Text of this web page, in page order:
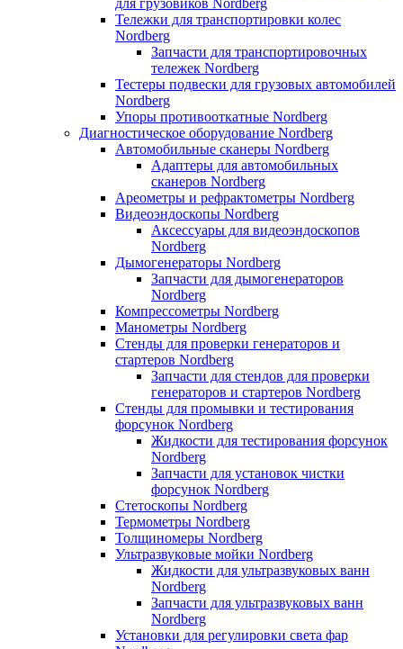
Тележки для транспортировки колес
Nordberg
Запчасти для транспортировочных
тележек Nordberg
Тестеры подвески для грузовых автомобилей
Nordberg
Упоры противооткатные Nordberg
Диагностическое оборудование Nordberg
Автомобильные сканеры Nordberg
Адаптеры для автомобильных
сканеров Nordberg
Ареометры и рефрактометры Nordberg
Видеоэндоскопы Nordberg
Аксессуары для видеоэндоскопов
Nordberg
Дымогенераторы Nordberg
Запчасти для дымогенераторов
Nordberg
Компрессометры Nordberg
Манометры Nordberg
Стенды для проверки генераторов и
стартеров Nordberg
Запчасти для стендов для проверки
генераторов и стартеров Nordberg
Стенды для промывки и тестирования
форсунок Nordberg
Жидкости для тестирования форсунок
Nordberg
Запчасти для установок чистки
форсунок Nordberg
Стетоскопы Nordberg
Термометры Nordberg
Толщиномеры Nordberg
Ультразвуковые мойки Nordberg
Жидкости для ультразвуковых ванн
Nordberg
Запчасти для ультразвуковых ванн
Nordberg
Установки для регулировки света фар